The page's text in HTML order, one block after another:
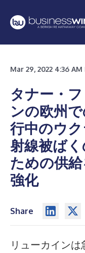
Mar 29, 2022 4:36
タナー・
ンの欧州
行中のウ
射線被ば
ための供
強化
Share
リューカイン